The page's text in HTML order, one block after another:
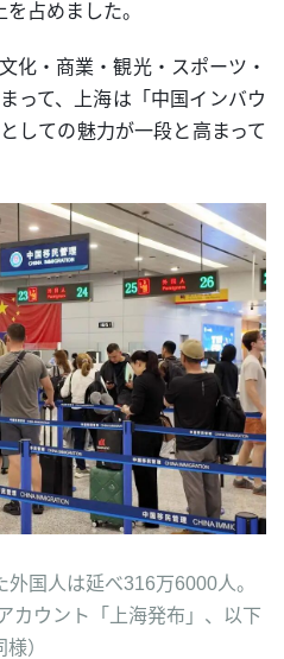
占めました。
化・商業・観光・スポーツ・
って、上海は「中国インバウ
しての魅力が一段と高まって
外国人は延べ316万6000人。
カウント「上海発布」、以下
様）